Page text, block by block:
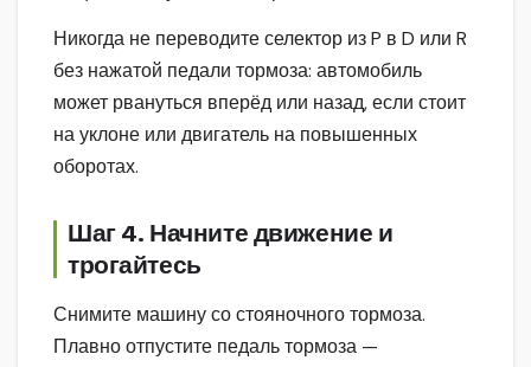
Никогда не переводите селектор из P в D или R
без нажатой педали тормоза: автомобиль
может рвануться вперёд или назад, если стоит
на уклоне или двигатель на повышенных
оборотах.
Шаг 4. Начните движение и
трогайтесь
Снимите машину со стояночного тормоза.
Плавно отпустите педаль тормоза —